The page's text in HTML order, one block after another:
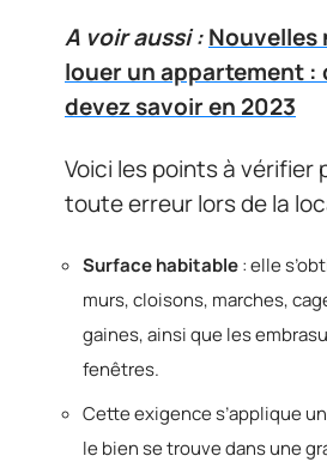
A voir aussi :Nouvelles
louer un appartement :
devez savoir en 2023
Voici les points à vérifier
toute erreur lors de la
Surface habitable: elle
murs, cloisons, marches,
gaines, ainsi que les
fenêtres.
Cette exigence s’applique
le bien se trouve dans une